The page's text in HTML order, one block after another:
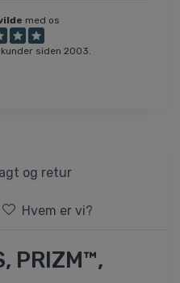
med os
kunder siden 2003.
og retur
Hvem er vi?
PRIZM™,